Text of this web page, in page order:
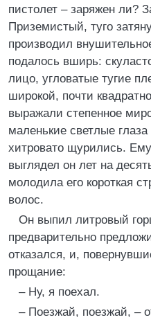
пистолет – заряжен ли?
Приземистый, туго
производил
подалось вширь:
лицо, угловатые тугие
широкой, почти
выражали степенное
маленькие светлые
хитровато щурились.
выглядел он лет на
молодила его короткая
волос.
Он выпил литровый
предварительно
отказался, и,
прощание:
– Ну, я поехал.
– Поезжай, поезжай, –